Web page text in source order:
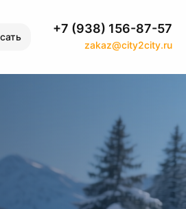
+7 (938) 156-87-57
zakaz@city2city.ru